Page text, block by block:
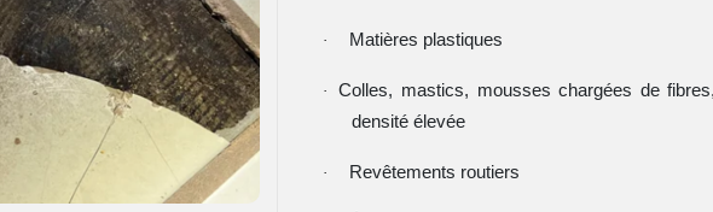
· Matières plastiques
·
Colles, mastics, mousses chargées de
densité élevée
· Revêtements routiers